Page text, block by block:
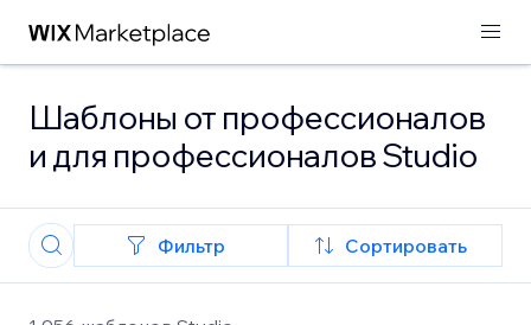
Шаблоны от профессионалов
и для профессионалов Studio
Фильтр Сортировать